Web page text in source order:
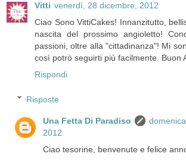
Vitti venerdì, 28 dicembre, 2012
Ciao Sono VittiCakes! Innanzitutto,
nascita del prossimo angioletto!
passioni, oltre alla "cittadinanza"! Mi
così potrò seguirti più facilmente. Buon
Rispondi
Risposte
Una Fetta Di Paradiso
2012
Ciao tesorine, benvenute e felice